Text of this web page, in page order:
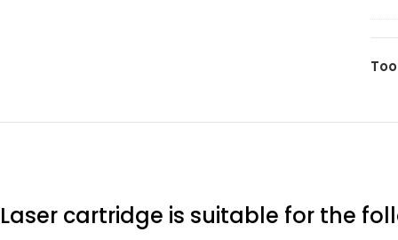
Laser cartridge is suitable for the